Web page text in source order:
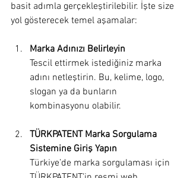
basit adımla gerçekleştirilebilir. İşte size
yol gösterecek temel aşamalar:
Marka Adınızı Belirleyin
Tescil ettirmek istediğiniz marka
adını netleştirin. Bu, kelime, logo,
slogan ya da bunların
kombinasyonu olabilir.
TÜRKPATENT Marka Sorgulama
Sistemine Giriş Yapın
Türkiye’de marka sorgulaması için